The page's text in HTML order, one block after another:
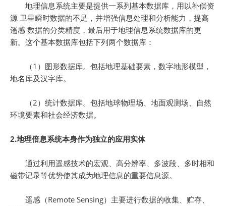
地理信息系统主要是提供一系列基本数据库，用以补偿资
源 卫星瞬时数据的不足，并增强信息处理和分析能力，提高
遥感 数据的分类精度，最后用于地理信息系统数据库的更
新。这个基本数据库包括下列两个数据库：
（1）图形数据库。包括地理基础要素，数字地形模型，
地名库及汉字库。
（2）统计数据库。包括地球物理场、地面观测场、自然
环境要素和社会经济数据。
2.地理倍息系统本身作为独立的应用实体
通过利用遥感技术的宏观、高分辨率、多波段、多时相和
磁带记录等优势使其成为地理信息的重要信息源。
遥感（Remote Sensing）主要进行数据的收集、贮存、